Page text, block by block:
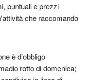
puntuali e prezzi
che raccomando
è d'obbligo
rotto di domenica;